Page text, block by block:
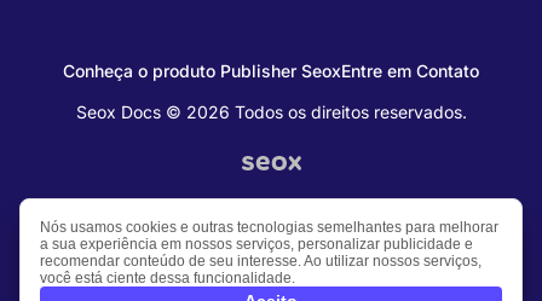
Seox Docs © 2026 Todos os direitos reservados.
Conheça o produto Publisher SeoxEntre em Contato
Nós usamos cookies e outras tecnologias semelhantes para melhorar
a sua experiência em nossos serviços, personalizar publicidade e
recomendar conteúdo de seu interesse. Ao utilizar nossos serviços,
você está ciente dessa funcionalidade.